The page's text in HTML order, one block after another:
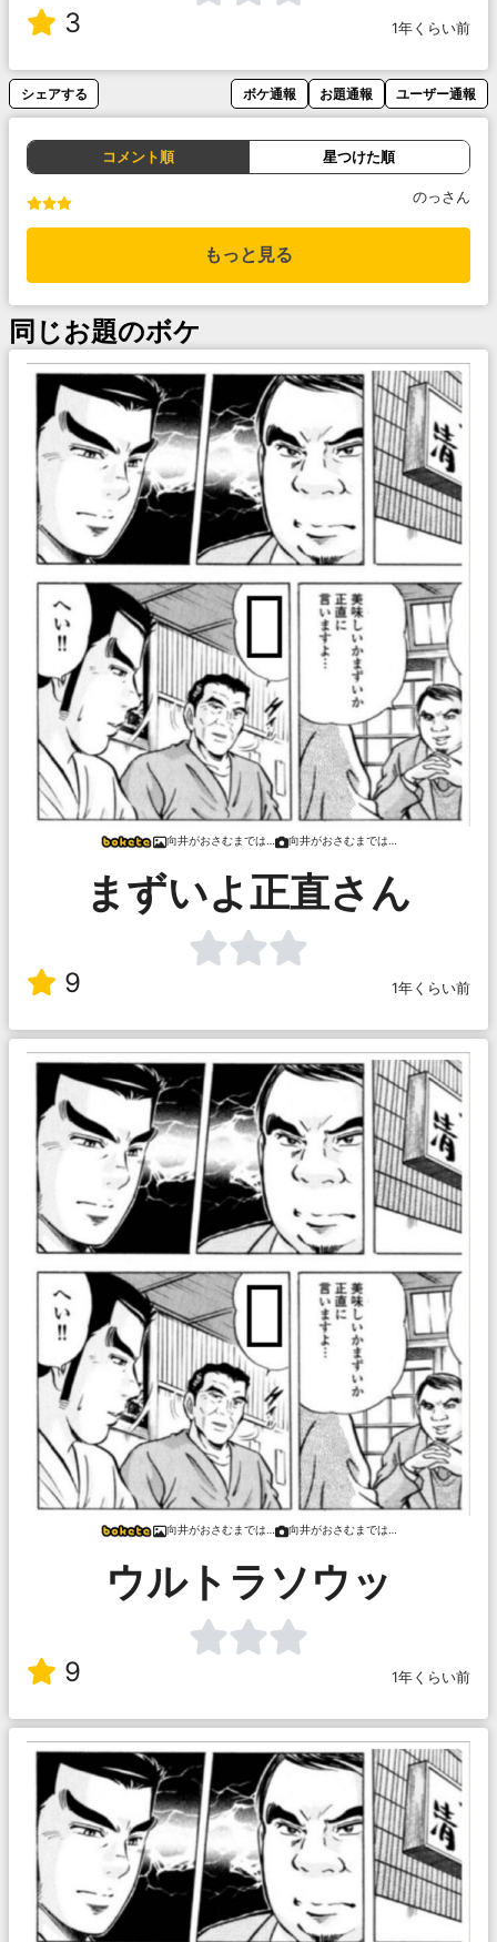
3 1年くらい前
シェアする ボケ通報 お題通報 ユーザー通報
コメント順 星つけた順
のっさん
もっと見る
同じお題のボケ
向井がおさむまでは… 向井がおさむまでは…
まずいよ正直さん
9 1年くらい前
向井がおさむまでは… 向井がおさむまでは…
ウルトラソウッ
9 1年くらい前